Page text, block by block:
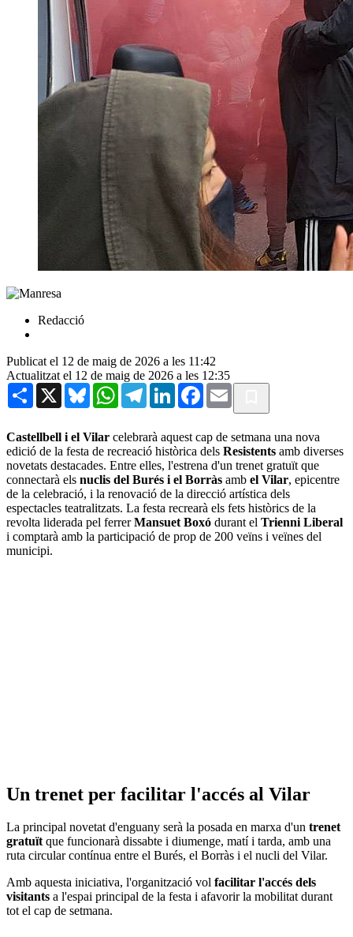
Redacció
Publicat el 12 de maig de 2026 a les 11:42
Actualitzat el 12 de maig de 2026 a les 12:35
Share X BlueskyWhatsAppTelegramLinkedInFacebook
Email
Castellbell i el Vilar celebrarà aquest cap de setmana una nova
edició de la festa de recreació històrica dels Resistents amb diverses
novetats destacades. Entre elles, l'estrena d'un trenet gratuït que
connectarà els nuclis del Burés i el Borràs amb el Vilar, epicentre
de la celebració, i la renovació de la direcció artística dels
espectacles teatralitzats. La festa recrearà els fets històrics de la
revolta liderada pel ferrerMansuet Boxó durant el Trienni Liberal
i comptarà amb la participació de prop de 200 veïns i veïnes del
municipi.
Un trenet per facilitar l'accés al Vilar
La principal novetat d'enguany serà la posada en marxa d'un trenet
gratuïtque funcionarà dissabte i diumenge, matí i tarda, amb una
ruta circular contínua entre el Burés, el Borràs i el nucli del Vilar.
Amb aquesta iniciativa, l'organització vol facilitar l'accés dels
visitants a l'espai principal de la festa i afavorir la mobilitat durant
tot el cap de setmana.